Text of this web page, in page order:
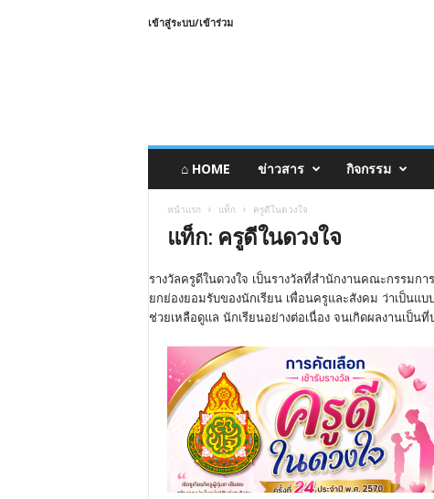
เข้าสู่ระบบ/เข้าร่วม
⌂ HOME ข่าวสาร กิจกรรม
หน้าแรก แท็ก ครูดีในดวงใจ
แท็ก: ครูดีในดวงใจ
รางวัลครูดีในดวงใจ เป็นรางวัลที่สำนักงานคณะกรรม
ยกย่องยอมรับของนักเรียน เพื่อนครูและสังคม ว่าเป็นแ
ช่วยเหลือดูแล นักเรียนอย่างต่อเนื่อง จนเกิดผลงานเป็นที่